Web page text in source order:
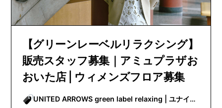
【グリーンレーベルリラクシング】
販売スタッフ募集｜アミュプラザお
おいた店 | ウィメンズフロア募集
UNITED ARROWS green label relaxing | ユナイテ